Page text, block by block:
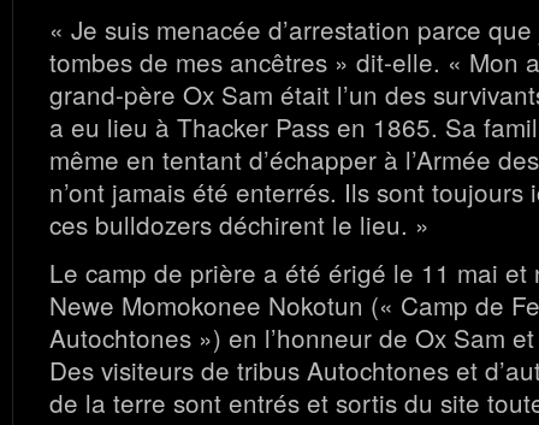
« Je suis menacée d’arrestation parce
tombes de mes ancêtres » dit-elle. « Mon
grand-père Ox Sam était l’un des
a eu lieu à Thacker Pass en 1865. Sa
même en tentant d’échapper à l’Armée
n’ont jamais été enterrés. Ils sont toujours
ces bulldozers déchirent le lieu. »
Le camp de prière a été érigé le 11 mai et
Newe Momokonee Nokotun (« Camp de
Autochtones ») en l’honneur de Ox Sam
Des visiteurs de tribus Autochtones et
de la terre sont entrés et sortis du site